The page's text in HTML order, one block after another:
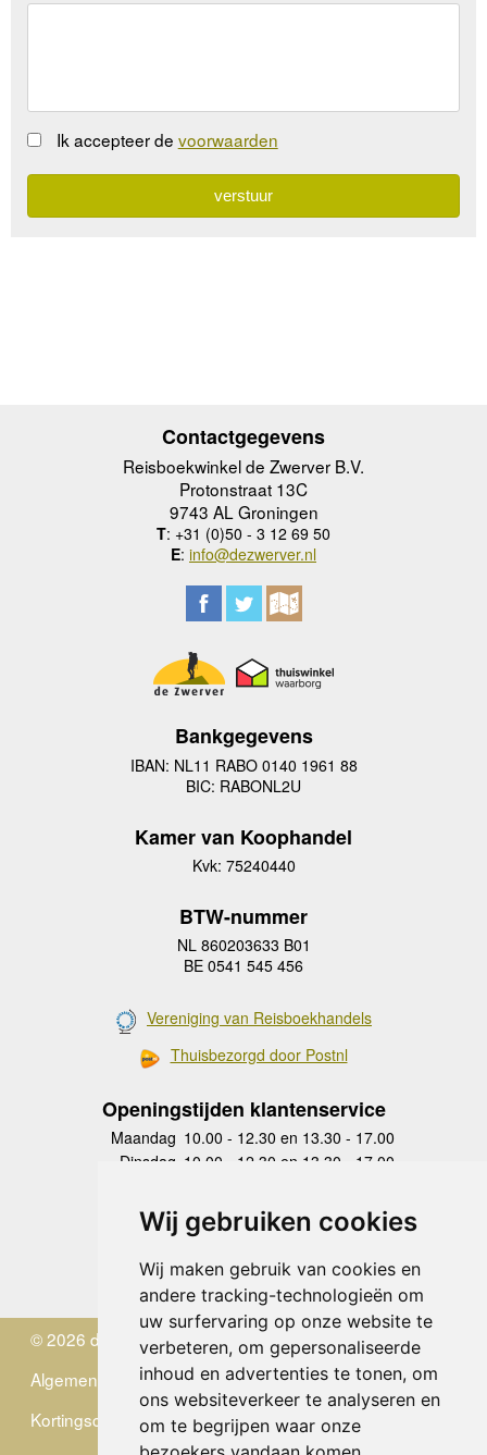
Wij gebruiken cookies
Wij maken gebruik van cookies en
andere tracking-technologieën om
uw surfervaring op onze website te
verbeteren, om gepersonaliseerde
inhoud en advertenties te tonen, om
ons websiteverkeer te analyseren en
om te begrijpen waar onze
Ik accepteer de voorwaarden
Contactgegevens
Reisboekwinkel de Zwerver B.V.
Protonstraat 13C
9743 AL Groningen
T: +31 (0)50 - 3 12 69 50
E: info@dezwerver.nl
Bankgegevens
IBAN: NL11 RABO 0140 1961 88
BIC: RABONL2U
Kamer van Koophandel
Kvk: 75240440
BTW-nummer
NL 860203633 B01
BE 0541 545 456
Vereniging van Reisboekhandels
Thuisbezorgd door Postnl
Openingstijden klantenservice
Maandag 10.00 - 12.30 en 13.30 - 17.00
Dinsdag 10.00 - 12.30 en 13.30 - 17.00
Donderdag
10.00 - 12.30 en 13.30 - 17.00
Vrijdag 10.00 - 12.30 en 13.30 - 17.00
Zaterdag
gesloten
Zondag gesloten
© 2026 de Zwerver
Algemene Voorwaarden
Kortingscode